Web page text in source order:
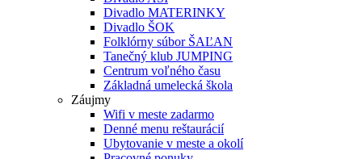
Divadlo MATERINKY
Divadlo ŠOK
Folklórny súbor ŠAĽAN
Tanečný klub JUMPING
Centrum voľného času
Základná umelecká škola
Záujmy
Wifi v meste zadarmo
Denné menu reštaurácií
Ubytovanie v meste a okolí